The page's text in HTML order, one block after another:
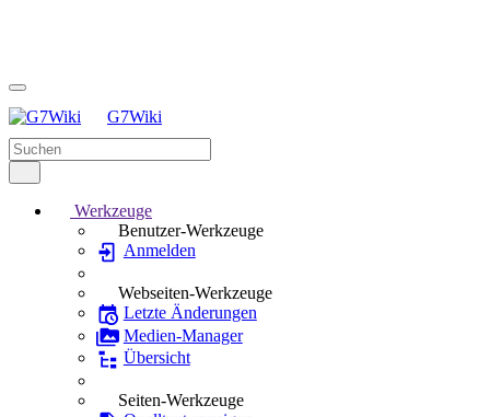
G7Wiki
Werkzeuge
Benutzer-Werkzeuge
Anmelden
Webseiten-Werkzeuge
Letzte Änderungen
Medien-Manager
Übersicht
Seiten-Werkzeuge